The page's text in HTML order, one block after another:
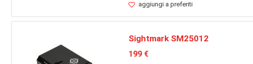
aggiungi a preferiti
Sightmark SM25012
199 €